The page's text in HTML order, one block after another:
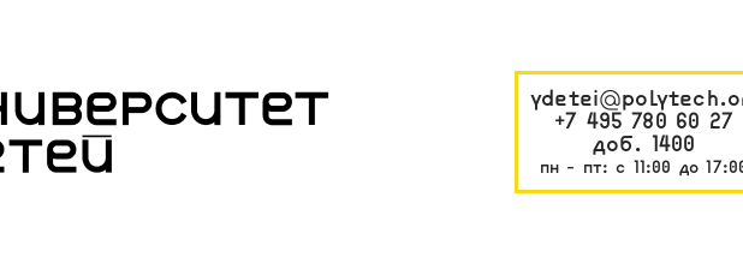
+7 495 780 60 27
доб. 1400
пн - пт: с 11:00 до